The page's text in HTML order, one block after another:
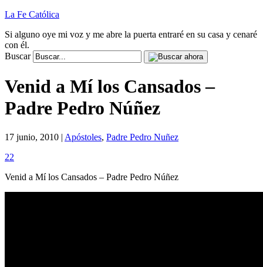
La Fe Católica
Si alguno oye mi voz y me abre la puerta entraré en su casa y cenaré
con él.
Buscar
Venid a Mí los Cansados –
Padre Pedro Núñez
17 junio, 2010 | Apóstoles, Padre Pedro Nuñez
22
Venid a Mí los Cansados – Padre Pedro Núñez